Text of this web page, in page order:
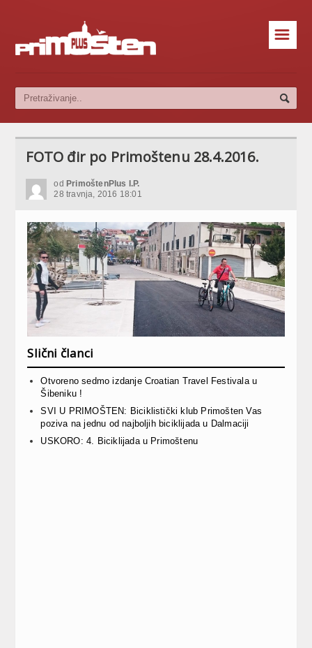
☰
FOTO đir po Primoštenu 28.4.2016.
od PrimoštenPlus I.P.
28 travnja, 2016 18:01
Slični članci
Otvoreno sedmo izdanje Croatian Travel Festivala u
Šibeniku !
SVI U PRIMOŠTEN: Biciklistički klub Primošten Vas
poziva na jednu od najboljih biciklijada u Dalmaciji
USKORO: 4. Biciklijada u Primoštenu